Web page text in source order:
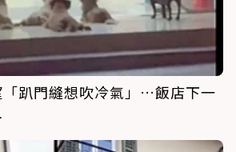
趴門縫想吹冷氣」…飯店下一